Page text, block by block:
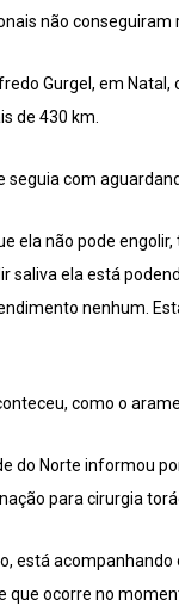
não conseguiram
Gurgel, em
de 430 km.
com
ela não pode
saliva ela está
nenhum.
como o
do Norte informou
para cirurgia
está
ocorre no